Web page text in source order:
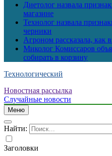
Диетолог назвала
магазине
Технолог назвала
черники
Агроном рассказала,
Миколог Комиссаров
собирать в корзину
Технологический
Новостная рассылка
Случайные новости
Меню
Найти:
Заголовки